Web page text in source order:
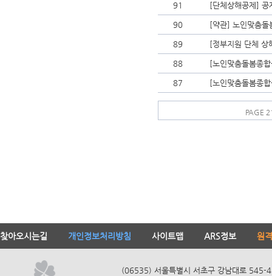
91 [단체상해공제] 공
90 [약관] 노인맞춤
89 [정부지원 단체
88 [노인맞춤돌봄종
87 [노인맞춤돌봄종
PAGE
찾아오시는길 개인정보처리방침 사이트맵 ARS정보 원
(06535) 서울특별시 서초구 강남대로 545-